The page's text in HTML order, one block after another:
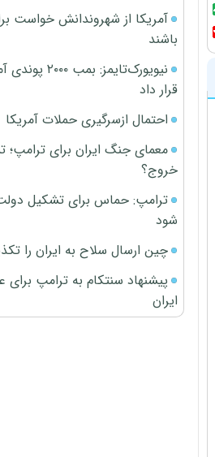
آمریکا از شهروندانش خواست
باشند
قرار داد
احتمال ازسرگیری حملات آمریکا
معمای جنگ ایران برای ترامپ؛
خروج؟
ترامپ: حماس برای تشکیل
شود
چین ارسال سلاح به ایران را
پیشنهاد سنتکام به ترامپ
ایران